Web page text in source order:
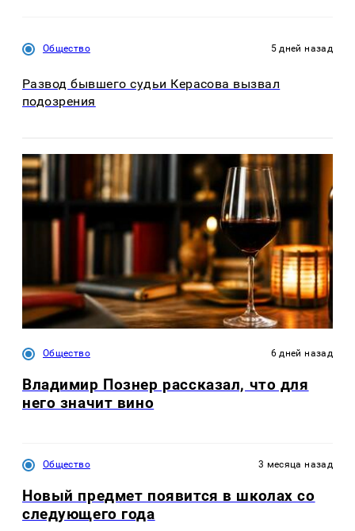
Общество 5 дней назад
Развод бывшего судьи Керасова вызвал
подозрения
Общество 6 дней назад
Владимир Познер рассказал, что для
него значит вино
Общество 3 месяца назад
Новый предмет появится в школах со
следующего года